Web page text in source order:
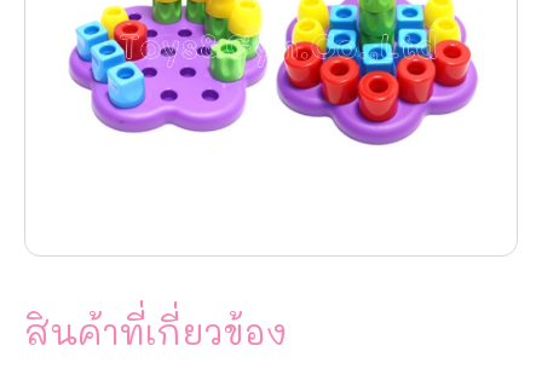
สินค้าที่เกี่ยวข้อง